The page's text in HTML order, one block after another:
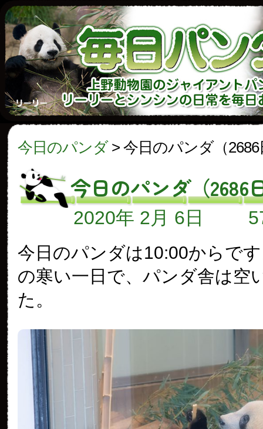
今日のパンダ> 今日のパンダ（2686
今日のパンダ（2686
2020年 2月 6日
今日のパンダは10:00からで
の寒い一日で、パンダ舎は空
た。